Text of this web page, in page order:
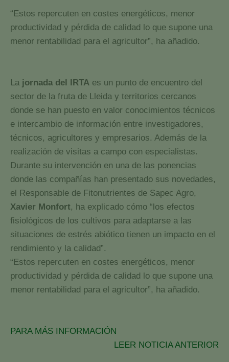
“Estos repercuten en costes energéticos, menor
productividad y pérdida de calidad lo que supone una
menor rentabilidad para el agricultor”, ha añadido.
La jornada del IRTA es un punto de encuentro del
sector de la fruta de Lleida y territorios cercanos
donde se han puesto en valor conocimientos técnicos
e intercambio de información entre investigadores,
técnicos, agricultores y empresarios. Además de la
realización de visitas a campo con especialistas.
Durante su intervención en una de las ponencias
donde las compañías han presentado sus novedades,
el Responsable de Fitonutrientes de Sapec Agro,
Xavier Monfort, ha explicado cómo “los efectos
fisiológicos de los cultivos para adaptarse a las
situaciones de estrés abiótico tienen un impacto en el
rendimiento y la calidad”.
“Estos repercuten en costes energéticos, menor
productividad y pérdida de calidad lo que supone una
menor rentabilidad para el agricultor”, ha añadido.
PARA MÁS INFORMACIÓN
LEER NOTICIA ANTERIOR